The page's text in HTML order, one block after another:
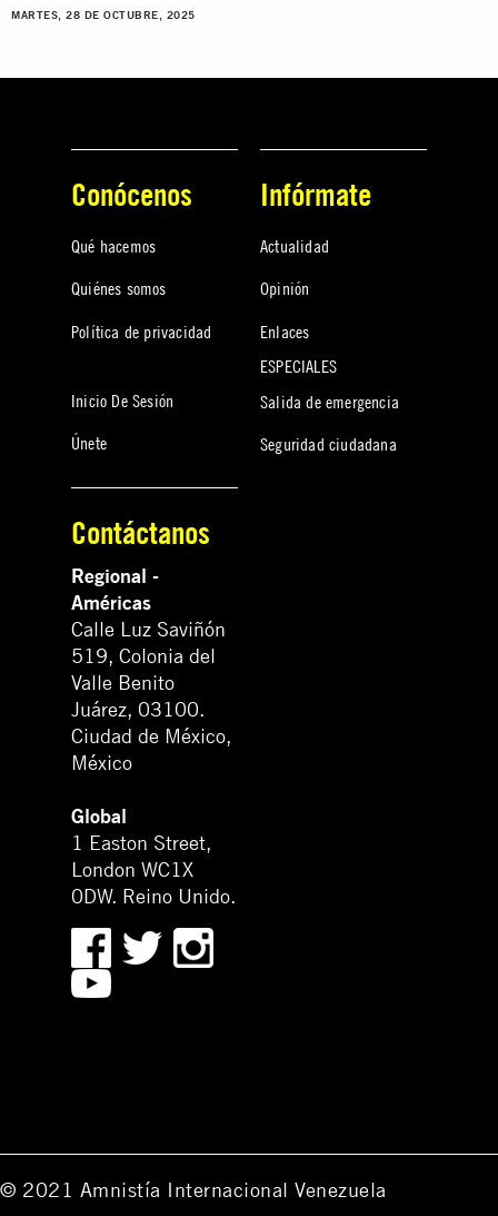
MARTES, 28 DE OCTUBRE, 2025
Conócenos
Qué hacemos
Quiénes somos
Política de privacidad
Inicio De Sesión
Únete
Infórmate
Actualidad
Opinión
Enlaces
ESPECIALES
Salida de emergencia
Seguridad ciudadana
Contáctanos
Regional -
Américas
Calle Luz Saviñón
519, Colonia del
Valle Benito
Juárez, 03100.
Ciudad de México,
México
Global
1 Easton Street,
London WC1X
0DW. Reino Unido.
© 2021 Amnistía Internacional Venezuela